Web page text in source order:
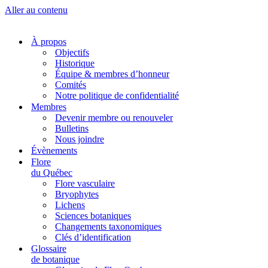
Aller au contenu
À propos
Objectifs
Historique
Équipe & membres d’honneur
Comités
Notre politique de confidentialité
Membres
Devenir membre ou renouveler
Bulletins
Nous joindre
Évènements
Flore
du Québec
Flore vasculaire
Bryophytes
Lichens
Sciences botaniques
Changements taxonomiques
Clés d’identification
Glossaire
de botanique